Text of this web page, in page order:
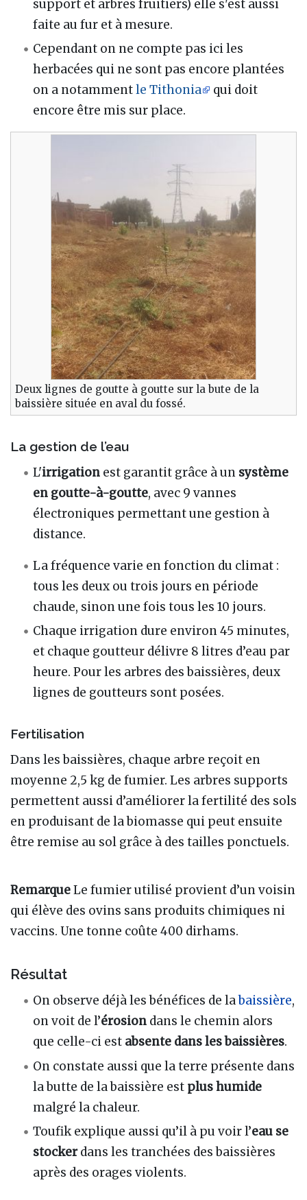
support et arbres fruitiers) elle s'est aussi
faite au fur et à mesure.
Cependant on ne compte pas ici les
herbacées qui ne sont pas encore plantées
on a notammentle Tithonia
qui doit
encore être mis sur place.
Deux lignes de goutte à goutte sur la bute de la
baissière située en aval du fossé.
La gestion de l’eau
L'irrigation est garantit grâce à un système
en goutte-à-goutte, avec 9 vannes
électroniques permettant une gestion à
distance.
La fréquence varie en fonction du climat :
tous les deux ou trois jours en période
chaude, sinon une fois tous les 10 jours.
Chaque irrigation dure environ 45 minutes,
et chaque goutteur délivre 8 litres d’eau par
heure. Pour les arbres des baissières, deux
lignes de goutteurs sont posées.
Fertilisation
Dans les baissières, chaque arbre reçoit en
moyenne 2,5 kg de fumier. Les arbres supports
permettent aussi d’améliorer la fertilité des sols
en produisant de la biomasse qui peut ensuite
être remise au sol grâce à des tailles ponctuels.
RemarqueLe fumier utilisé provient d’un voisin
qui élève des ovins sans produits chimiques ni
vaccins. Une tonne coûte 400 dirhams.
Résultat
On observe déjà les bénéfices de labaissière,
on voit de l’érosion dans le chemin alors
que celle-ci est absente dans les baissières.
On constate aussi que la terre présente dans
la butte de la baissière est plus humide
malgré la chaleur.
Toufik explique aussi qu’il à pu voir l’eau se
stockerdans les tranchées des baissières
après des orages violents.